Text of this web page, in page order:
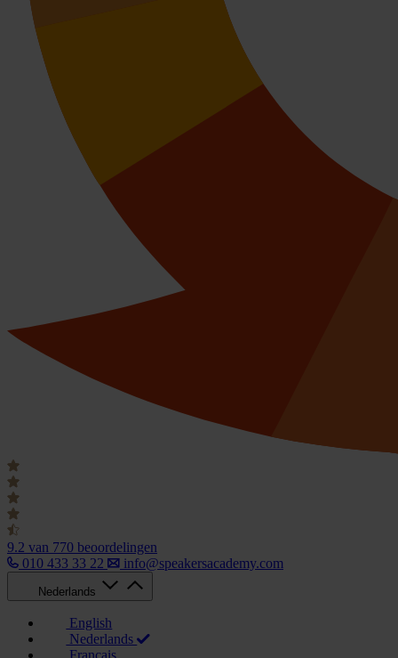
9.2 van 770 beoordelingen
010 433 33 22
info@speakersacademy.com
Nederlands
English
Nederlands
Français